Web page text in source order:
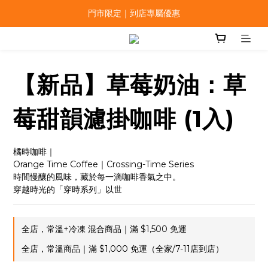
門市限定｜到店專屬優惠
【新品】草莓奶油：草
莓甜韻濾掛咖啡 (1入)
橘時咖啡｜
Orange Time Coffee｜Crossing-Time Series
時間慢釀的風味，藏於每一滴咖啡香氣之中。
穿越時光的「穿時系列」以世
全店，常溫+冷凍 混合商品｜滿 $1,500 免運
全店，常溫商品｜滿 $1,000 免運（全家/7-11店到店）